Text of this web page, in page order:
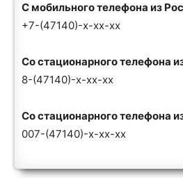
С мобильного телефона из
+7-(47140)-x-xx-xx
Со стационарного телефона
8-(47140)-x-xx-xx
Со стационарного телефона
007-(47140)-x-xx-xx